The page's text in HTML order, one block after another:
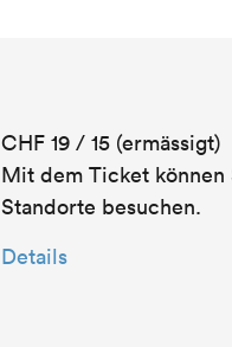
CHF 19 / 15 (ermässigt)
Mit dem Ticket können
Standorte besuchen.
Details